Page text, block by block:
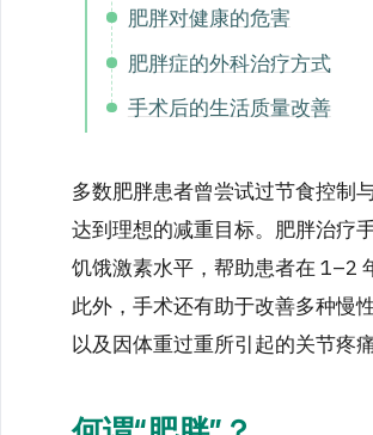
肥胖对健康的危害
肥胖症的外科治疗方式
手术后的生活质量改善
多数肥胖患者曾尝试过节食控制
达到理想的减重目标。肥胖治疗
饥饿激素水平，帮助患者在 1–2
此外，手术还有助于改善多种慢
以及因体重过重所引起的关节疼